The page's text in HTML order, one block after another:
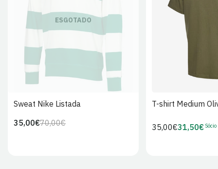
ESGOTADO
Sweat Nike Listada
Preço
70,00€Preço
35,00€
T-shirt Medium
Preço
35,00€Preço
31,50€ Sócio